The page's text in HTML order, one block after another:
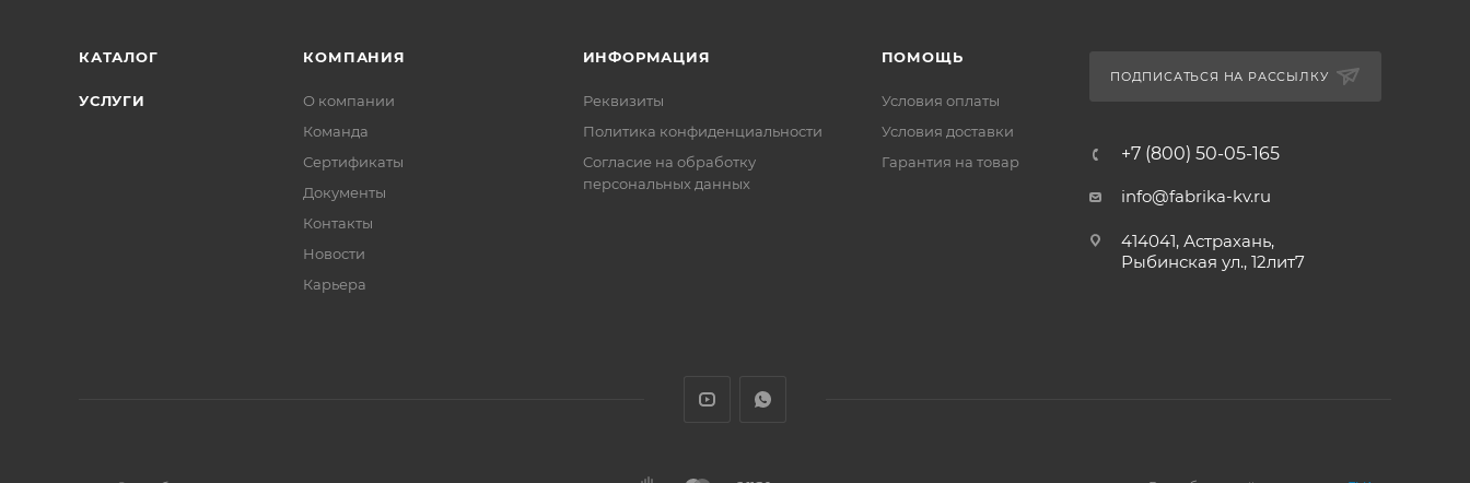
КАТАЛОГ
УСЛУГИ
КОМПАНИЯ
О компании
Команда
Сертификаты
Документы
Контакты
Новости
Карьера
ИНФОРМАЦИЯ
Реквизиты
Политика конфиденциальности
Cогласие на обработку
персональных данных
ПОМОЩЬ
Условия оплаты
Условия доставки
Гарантия на товар
ПОДПИСАТЬСЯ НА РАССЫЛКУ
+7 (800) 50-05-165
info@fabrika-kv.ru
414041, Астрахань,
Рыбинская ул., 12лит7